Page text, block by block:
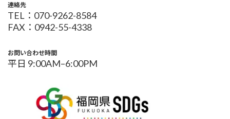
連絡先
TEL：070-9262-8584
FAX：0942-55-4338
お問い合わせ時間
平日 9:00AM–6:00PM